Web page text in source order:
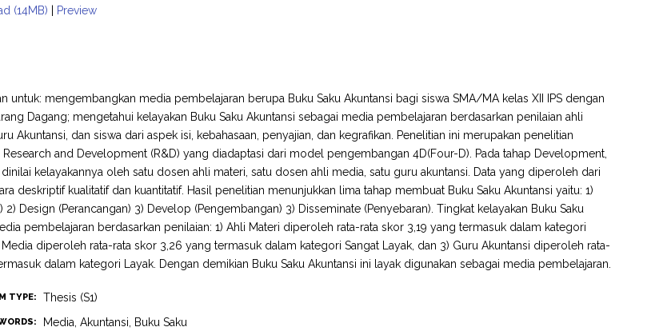
(14MB) | Preview
untuk: mengembangkan media pembelajaran berupa Buku Saku Akuntansi bagi siswa SMA/MA kelas XII IPS dengan
Dagang; mengetahui kelayakan Buku Saku Akuntansi sebagai media pembelajaran berdasarkan penilaian ahli
Akuntansi, dan siswa dari aspek isi, kebahasaan, penyajian, dan kegrafikan. Penelitian ini merupakan penelitian
and Development (R&D) yang diadaptasi dari model pengembangan 4D(Four-D). Pada tahap Development,
dinilai kelayakannya oleh satu dosen ahli materi, satu dosen ahli media, satu guru akuntansi. Data yang diperoleh dari
deskriptif kualitatif dan kuantitatif. Hasil penelitian menunjukkan lima tahap membuat Buku Saku Akuntansi yaitu: 1)
2) Design (Perancangan) 3) Develop (Pengembangan) 3) Disseminate (Penyebaran). Tingkat kelayakan Buku Saku
pembelajaran berdasarkan penilaian: 1) Ahli Materi diperoleh rata-rata skor 3,19 yang termasuk dalam kategori
Media diperoleh rata-rata skor 3,26 yang termasuk dalam kategori Sangat Layak, dan 3) Guru Akuntansi diperoleh rata-
dalam kategori Layak. Dengan demikian Buku Saku Akuntansi ini layak digunakan sebagai media pembelajaran.
TYPE: Thesis (S1)
Media, Akuntansi, Buku Saku